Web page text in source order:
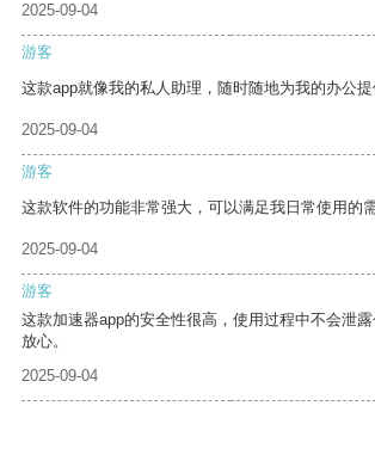
2025-09-04
游客
这款app就像我的私人助理，随时随地为我的办公提
2025-09-04
游客
这款软件的功能非常强大，可以满足我日常使用的需
2025-09-04
游客
这款加速器app的安全性很高，使用过程中不会泄
放心。
2025-09-04